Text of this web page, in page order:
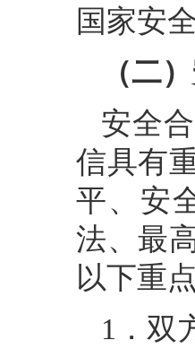
国家安
（二
安全
信具有
平、安
法、最
以下重
1．双